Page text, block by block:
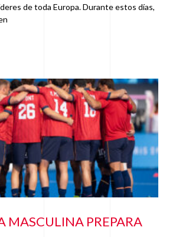
de toda Europa. Durante estos días,
MASCULINA PREPARA